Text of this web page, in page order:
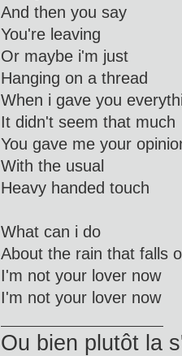
And then you say
You're leaving
Or maybe i'm just
Hanging on a thread
When i gave you
It didn't seem that much
You gave me your
With the usual
Heavy handed touch
What can i do
About the rain that falls
I'm not your lover now
I'm not your lover now
Ou bien plutôt la